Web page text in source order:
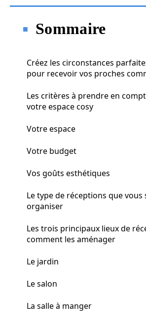
Sommaire
Créez les circonstances
pour recevoir vos proches
Les critères à prendre en
votre espace cosy
Votre espace
Votre budget
Vos goûts esthétiques
Le type de réceptions que vous
organiser
Les trois principaux lieux de
comment les aménager
Le jardin
Le salon
La salle à manger